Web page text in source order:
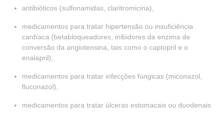
antibióticos (sulfonamidas, claritromicina),
medicamentos para tratar hipertensão ou insuficiência
cardíaca (betabloqueadores, inibidores da enzima de
conversão da angiotensina, tais como o captopril e o
enalapril),
medicamentos para tratar infecções fúngicas (miconazol,
fluconazol),
medicamentos para tratar úlceras estomacais ou duodenais